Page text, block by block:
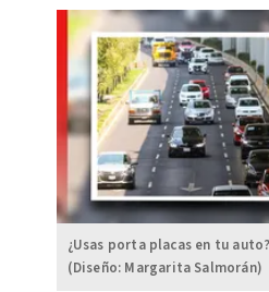
¿Usas porta placas en tu
(Diseño: Margarita Salmorán)